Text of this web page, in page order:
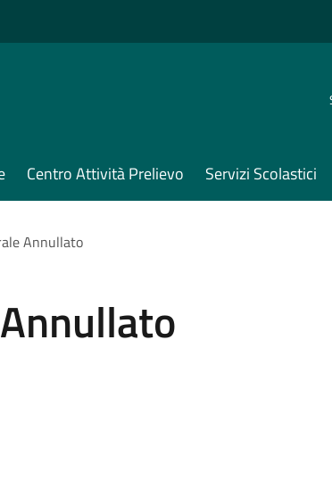
Centro Attività Prelievo Servizi Scolastici
Annullato